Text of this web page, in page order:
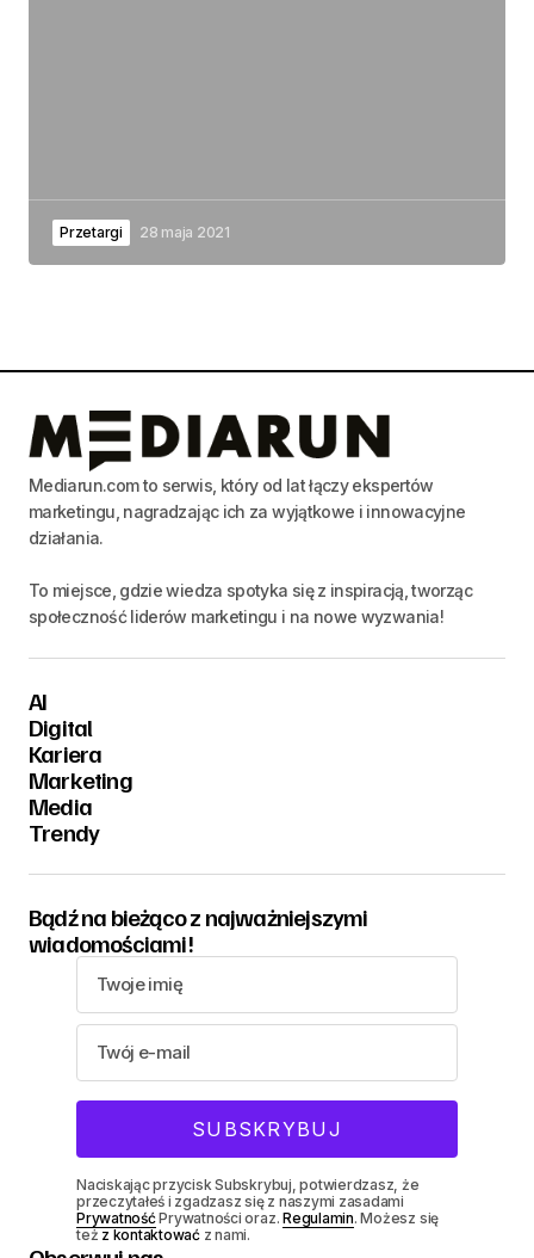
Przetargi 28 maja 2021
Mediarun.com to serwis, który od lat łączy ekspertów
marketingu, nagradzając ich za wyjątkowe i innowacyjne
działania.
To miejsce, gdzie wiedza spotyka się z inspiracją, tworząc
społeczność liderów marketingu i na nowe wyzwania!
AI
Digital
Kariera
Marketing
Media
Trendy
Bądź na bieżąco z najważniejszymi
wiadomościami!
Naciskając przycisk Subskrybuj, potwierdzasz, że
przeczytałeś i zgadzasz się z naszymi zasadami
PrywatnośćPrywatności oraz.Regulamin. Możesz się
też z kontaktowaćz nami.